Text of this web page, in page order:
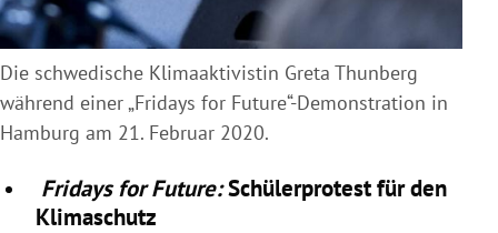
Die schwedische Klimaaktivistin Greta Thunberg
während einer „Fridays for Future“-Demonstration in
Hamburg am 21. Februar 2020.
Fridays for Future:Schülerprotest für den
Klimaschutz